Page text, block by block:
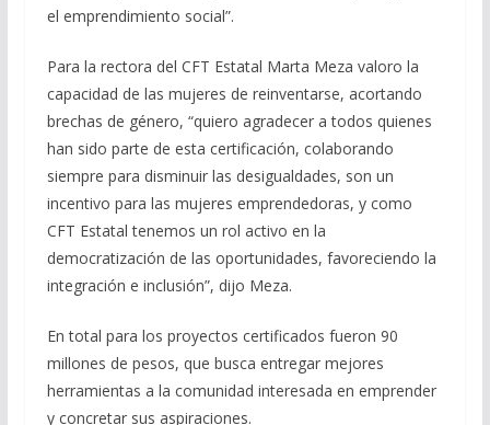
el emprendimiento social”.
Para la rectora del CFT Estatal Marta Meza valoro la
capacidad de las mujeres de reinventarse, acortando
brechas de género, “quiero agradecer a todos quienes
han sido parte de esta certificación, colaborando
siempre para disminuir las desigualdades, son un
incentivo para las mujeres emprendedoras, y como
CFT Estatal tenemos un rol activo en la
democratización de las oportunidades, favoreciendo la
integración e inclusión”, dijo Meza.
En total para los proyectos certificados fueron 90
millones de pesos, que busca entregar mejores
herramientas a la comunidad interesada en emprender
y concretar sus aspiraciones.